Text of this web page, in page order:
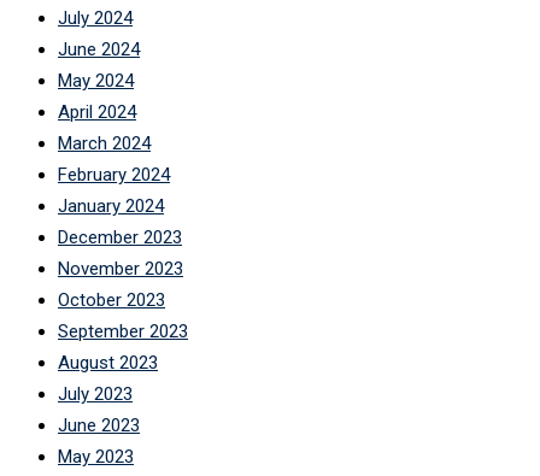
July 2024
June 2024
May 2024
April 2024
March 2024
February 2024
January 2024
December 2023
November 2023
October 2023
September 2023
August 2023
July 2023
June 2023
May 2023